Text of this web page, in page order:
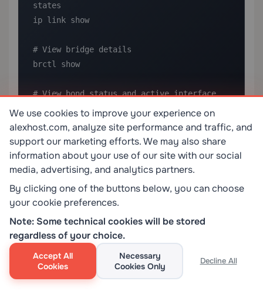
states
ip link show
# View bridge details
brctl show
# View bond status and active interface
cat /proc/net/bonding/bond0
iptables NAT Kurallarını Doğrulama
iptables -t nat -L -v -n
VLAN Etiketlemeyi Kontrol Etme
We use cookies to improve your experience on
alexhost.com, analyze site performance and traffic, and
support our marketing efforts. We may also share
information about your use of our site with our social
media, advertising, and analytics partners.
By clicking one of the buttons below, you can choose
your cookie preferences.
Note: Some technical cookies will be stored
regardless of your choice.
Accept All
Cookies
Necessary
Cookies Only
Decline All